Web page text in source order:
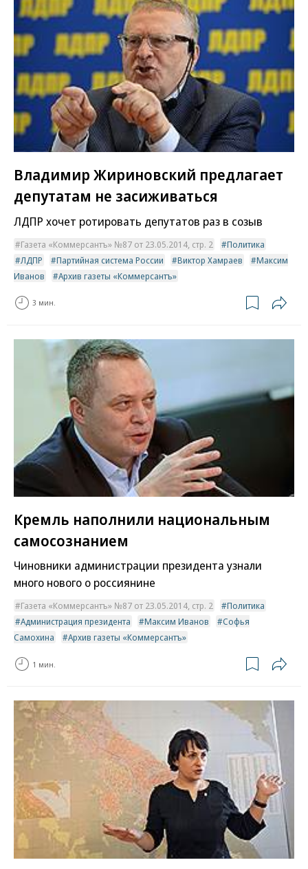
Владимир Жириновский предлагает
депутатам не засиживаться
ЛДПР хочет ротировать депутатов раз в созыв
Газета «Коммерсантъ» №87 от 23.05.2014, стр. 2
Политика
ЛДПР
Партийная система России Виктор Хамраев
Максим
Иванов
Архив газеты «Коммерсантъ»
3 мин.
Кремль наполнили национальным
самосознанием
Чиновники администрации президента узнали
много нового о россиянине
Газета «Коммерсантъ» №87 от 23.05.2014, стр. 2
Политика
Администрация президента
Максим Иванов
Софья
Самохина
Архив газеты «Коммерсантъ»
1 мин.